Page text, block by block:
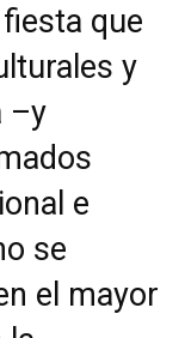
que
y
–y
e
se
el mayor